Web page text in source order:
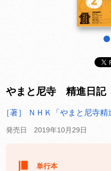
やまと尼寺 精進日
［著］ ＮＨＫ「やまと尼寺
発売日 2019年10月29日
単行本